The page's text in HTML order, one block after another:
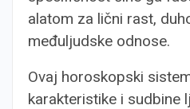
alatom za lični rast,
međuljudske odnose.
Ovaj horoskopski
karakteristike i sudbine